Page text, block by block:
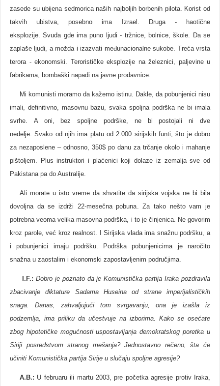
zasede su ubijena sedmorica naših najboljih borbenih pilota. Korist od
takvih ubistva, posebno ima Izrael. Druga - haotične
eksplozije. Svuda gde ima puno ljudi - tržnice, bolnice, škole. Da se
zaplaše ljudi, a možda i izazvati međunacionalne sukobe. Treća vrsta
terora - ekonomski. Terorističke eksplozije na železnici, paljevine u
fabrikama, bombaški napadi na javne prodavnice.
Mi komunisti moramo da kažemo istinu. Dakle, da pobunjenici nisu
imali, definitivno, masovnu bazu, svaka spoljna podrška ne bi imala
svrhe. A oni, bez spoljne podrške, ne bi postojali ni dve
nedelje. Svako od njih ima platu od 2.000 sirijskih funti, što je dobro
za nezaposlene – odnosno, 350$ po danu za trčanje okolo i mahanje
pištoljem. Plus instruktori i plaćenici koji dolaze iz zemalja sve od
Pakistana pa do Australije.
Ali morate u isto vreme da shvatite da sirijska vojska ne bi bila
dovoljna da se izdrži 22-mesečna pobuna. Za tako nešto vam je
potrebna veoma velika masovna podrška, i to je činjenica. Ne govorim
kroz parole, već kroz realnost. I Sirijska vlada ima snažnu podršku, a
i pobunjenici imaju podršku. Podrška pobunjenicima je naročito
snažna u zaostalim i ekonomski zapostavljenim područjima.
I.F.: Dobro je poznato da je Komunistička partija Iraka pozdravila
zbacivanje diktature Sadama Huseina od strane imperijalističkih
snaga. Danas, zahvaljujući tom svrgavanju, ona je izašla iz
podzemlja, ima priliku da učestvuje na izborima. Kako se osećate
zbog hipotetičke mogućnosti uspostavljanja demokratskog poretka u
Siriji posredstvom stranog mešanja? Jednostavno rečeno, šta će
učiniti Komunistička partija Sirije u slučaju spoljne agresije?
A.B.: U februaru ili martu 2003, pre početka agresije protiv Iraka,